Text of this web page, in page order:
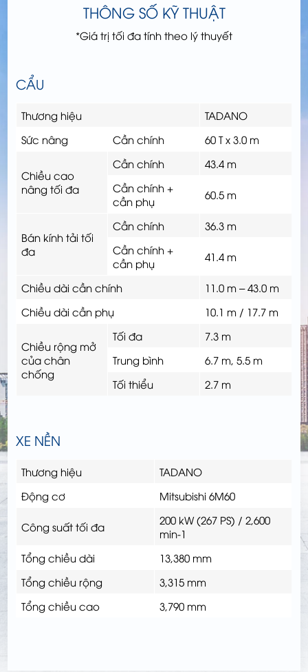
THÔNG SỐ KỸ THUẬT
*Giá trị tối đa tính theo lý thuyết
CẨU
Thương hiệu
TADANO
Sức nâng
Cần chính 60 T x 3.0 m
Chiều cao
nâng tối đa
Cần chính
43.4 m
Cần chính +
cần phụ
60.5 m
Bán kính tải tối
đa
Cần chính
36.3 m
Cần chính +
cần phụ
41.4 m
Chiều dài cần chính
11.0 m – 43.0 m
Chiều dài cần phụ
10.1 m / 17.7 m
Chiều rộng mở
của chân
chống
Tối đa
7.3 m
Trung bình
6.7 m, 5.5 m
Tối thiểu
2.7 m
XE NỀN
Thương hiệu
TADANO
Động cơ
Mitsubishi 6M60
Công suất tối đa
200 kW (267 PS) / 2,600
min-1
Tổng chiều dài
13,380 mm
Tổng chiều rộng
3,315 mm
Tổng chiều cao
3,790 mm